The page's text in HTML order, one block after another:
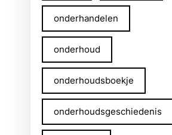
onderhandelen
onderhoud
onderhoudsboekje
onderhoudsgeschiedenis